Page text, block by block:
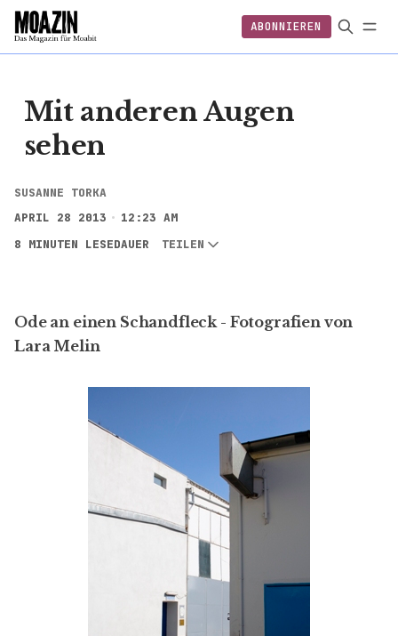
ABONNIEREN
EINLOGGEN
ABONNIEREN FOLGEN
Mit anderen Augen
sehen
SUSANNE TORKA
APRIL 28 2013
12:23 AM
8 MINUTEN LESEDAUER
TEILEN
Ode an einen Schandfleck - Fotografien von
Lara Melin